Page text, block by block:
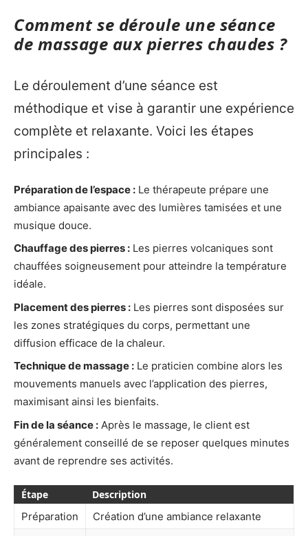
Comment se déroule une séance
de massage aux pierres chaudes ?
Le déroulement d’une séance est
méthodique et vise à garantir une expérience
complète et relaxante. Voici les étapes
principales :
Préparation de l’espace : Le thérapeute prépare une
ambiance apaisante avec des lumières tamisées et une
musique douce.
Chauffage des pierres : Les pierres volcaniques sont
chauffées soigneusement pour atteindre la température
idéale.
Placement des pierres : Les pierres sont disposées sur
les zones stratégiques du corps, permettant une
diffusion efficace de la chaleur.
Technique de massage : Le praticien combine alors les
mouvements manuels avec l’application des pierres,
maximisant ainsi les bienfaits.
Fin de la séance : Après le massage, le client est
généralement conseillé de se reposer quelques minutes
avant de reprendre ses activités.
Étape
Description
Préparation
Création d’une ambiance relaxante